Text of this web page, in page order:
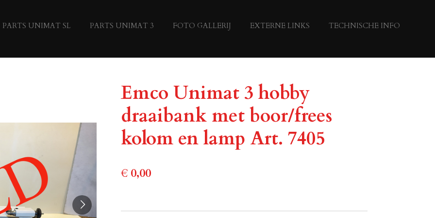
PARTS UNIMAT SL PARTS UNIMAT 3 FOTO GALLERIJ EXTERNE LINKS TECHNISCHE INFO
Emco Unimat 3 hobby
draaibank met boor/frees
kolom en lamp Art. 7405
€ 0,00